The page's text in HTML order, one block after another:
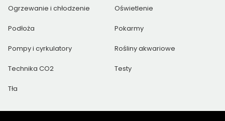
Ogrzewanie i chłodzenie Oświetlenie
Podłoża Pokarmy
Pompy i cyrkulatory Rośliny akwariowe
Technika CO2 Testy
Tła